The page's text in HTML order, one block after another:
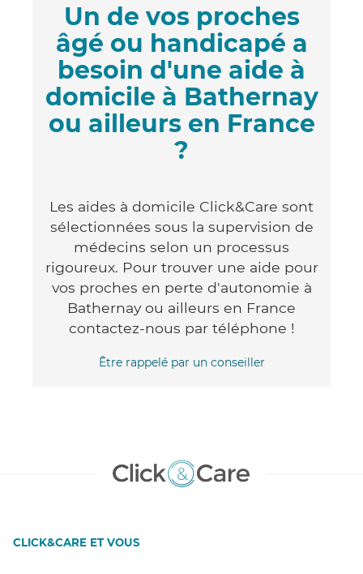
Un de vos proches
âgé ou handicapé a
besoin d'une aide à
domicile à Bathernay
ou ailleurs en France
?
Les aides à domicile Click&Care sont
sélectionnées sous la supervision de
médecins selon un processus
rigoureux. Pour trouver une aide pour
vos proches en perte d'autonomie à
Bathernay ou ailleurs en France
contactez-nous par téléphone !
Être rappelé par un conseiller
CLICK&CARE ET VOUS